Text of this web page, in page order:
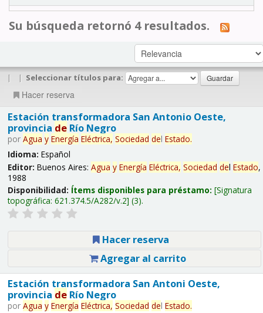
Su búsqueda retornó 4 resultados.
| | Seleccionar títulos para:
Hacer reserva
Estación transformadora San Antonio Oeste,
provincia deRío Negro
por Agua y Energía Eléctrica, Sociedad del Estado.
Idioma: Español
Editor: Buenos Aires: Agua y Energía Eléctrica, Sociedad del Estado,
1988
Disponibilidad: Ítems disponibles para préstamo: Signatura
topográfica: 621.374.5/A282/v.2 (3).
Hacer reserva
Agregar al carrito
Estación transformadora San Antoni Oeste,
provincia deRío Negro
por Agua y Energía Eléctrica, Sociedad del Estado.